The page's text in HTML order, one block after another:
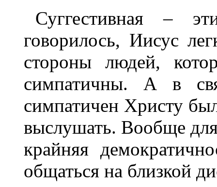
Суггестивная –
говорилось, Иисус
стороны людей,
симпатичны. А в
симпатичен Христу
выслушать. Вообще
крайняя
общаться на близкой